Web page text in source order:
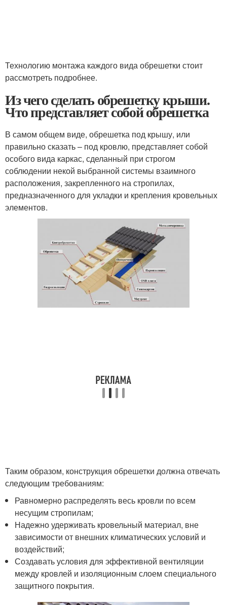
Технологию монтажа каждого вида обрешетки стоит
рассмотреть подробнее.
Из чего сделать обрешетку крыши.
Что представляет собой обрешетка
В самом общем виде, обрешетка под крышу, или
правильно сказать – под кровлю, представляет собой
особого вида каркас, сделанный при строгом
соблюдении некой выбранной системы взаимного
расположения, закрепленного на стропилах,
предназначенного для укладки и крепления кровельных
элементов.
Таким образом, конструкция обрешетки должна отвечать
следующим требованиям:
Равномерно распределять весь кровли по всем
несущим стропилам;
Надежно удерживать кровельный материал, вне
зависимости от внешних климатических условий и
воздействий;
Создавать условия для эффективной вентиляции
между кровлей и изоляционным слоем специального
защитного покрытия.